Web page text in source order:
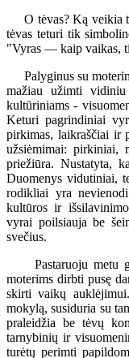
O tėvas? Ką veikia
tėvas teturi tik
"Vyras — kaip vaikas,
Palyginus su
mažiau užimti
kultūriniams -
Keturi pagrindiniai
pirkimas, laikraščiai ir
užsiėmimai: pirkiniai,
priežiūra. Nustatyta,
Duomenys vidutiniai,
rodikliai yra
kultūros ir
vyrai poilsiauja be
svečius.
Pastaruoju metu
moterims dirbti pusę
skirti vaikų
mokylą, susiduria su
praleidžia be tėvų
tarnybinių ir
turėtų perimti